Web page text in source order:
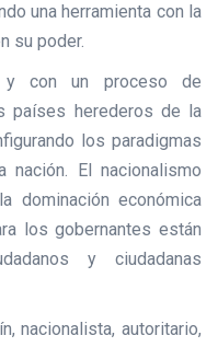
una herramienta con la
su poder.
y con un proceso de
países herederos de la
los paradigmas
El nacionalismo
dominación económica
los gobernantes están
y ciudadanas
nacionalista, autoritario,